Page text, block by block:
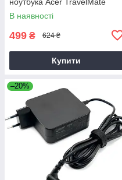
P2510-G2-M
В наявності
499 ₴ 624 ₴
Купити
–20%